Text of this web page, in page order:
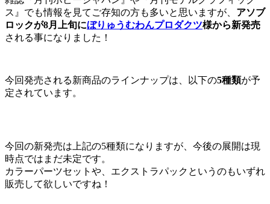
ス』でも情報を見てご存知の方も多いと思いますが、 アソブ
ロックが8月上旬にぼりゅうむわんプロダクツ様から新発売
される事になりました！
今回発売される新商品のラインナップは、以下の5種類が予
定されています。
今回の新発売は上記の5種類になりますが、今後の展開は現
時点ではまだ未定です。
カラーパーツセットや、エクストラパックというのもいずれ
販売して欲しいですね！